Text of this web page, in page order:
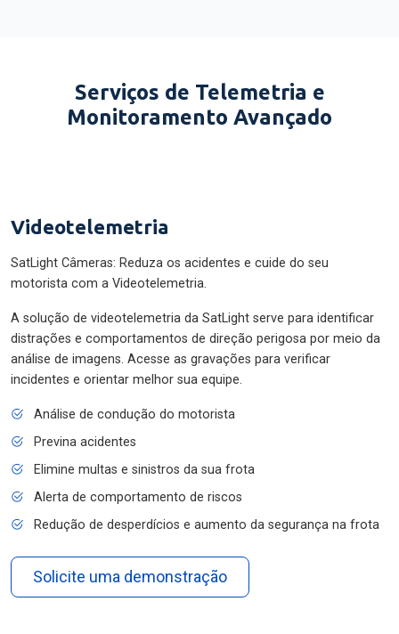
Serviços de Telemetria e
Monitoramento Avançado
Videotelemetria
SatLight Câmeras: Reduza os acidentes e cuide do seu
motorista com a Videotelemetria.
A solução de videotelemetria da SatLight serve para identificar
distrações e comportamentos de direção perigosa por meio da
análise de imagens. Acesse as gravações para verificar
incidentes e orientar melhor sua equipe.
Análise de condução do motorista
Previna acidentes
Elimine multas e sinistros da sua frota
Alerta de comportamento de riscos
Redução de desperdícios e aumento da segurança na frota
Solicite uma demonstração